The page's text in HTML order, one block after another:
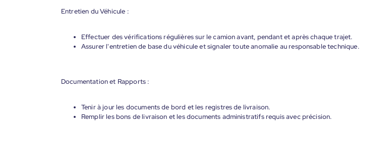
Entretien du Véhicule :
Effectuer des vérifications régulières sur le camion avant, pendant et après chaque trajet.
Assurer l'entretien de base du véhicule et signaler toute anomalie au responsable technique.
Documentation et Rapports :
Tenir à jour les documents de bord et les registres de livraison.
Remplir les bons de livraison et les documents administratifs requis avec précision.